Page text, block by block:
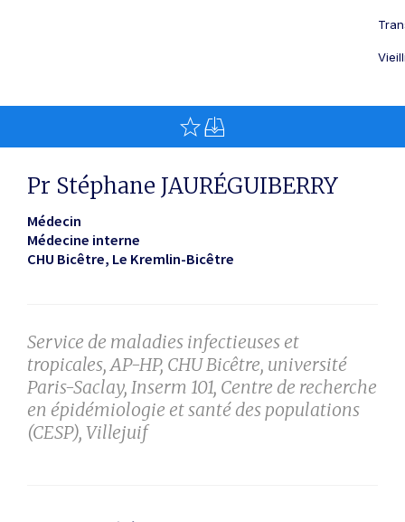
Pr Stéphane JAURÉGUIBERRY
Médecin
Médecine interne
CHU Bicêtre Le Kremlin-Bicêtre
Service de maladies infectieuses et
tropicales, AP-HP, CHU Bicêtre, université
Paris-Saclay, Inserm 101, Centre de recherche
en épidémiologie et santé des populations
(CESP), Villejuif